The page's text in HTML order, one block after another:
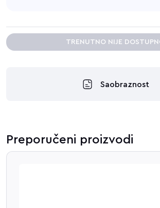
TRENUTNO NIJE
Saobraznost
Preporučeni proizvodi